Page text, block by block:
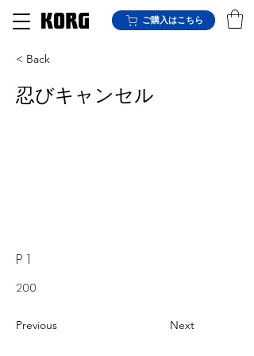
ご購入はこちら
< Back
忍びキャンセル
P 1
200
Previous Next